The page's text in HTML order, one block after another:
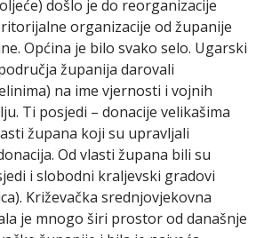
došlo je do reorganizacije
organizacije od županije
Općina je bilo svako selo. Ugarski
županija darovali
na ime vjernosti i vojnih
Ti posjedi – donacije velikašima
župana koji su upravljali
Od vlasti župana bili su
i slobodni kraljevski gradovi
Križevačka srednjovjekovna
je mnogo širi prostor od današnje